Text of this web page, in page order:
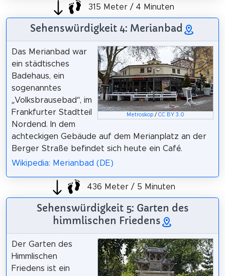
315 Meter / 4 Minuten
Sehenswürdigkeit 4: Merianbad
Metroskop /CC BY 3.0
Das Merianbad war
ein städtisches
Badehaus, ein
sogenanntes
„Volksbrausebad“, im
Frankfurter Stadtteil
Nordend. In dem
achteckigen Gebäude auf dem Merianplatz an der
Berger Straße befindet sich heute ein Café.
Wikipedia: Merianbad (DE)
436 Meter / 5 Minuten
Sehenswürdigkeit 5: Garten des
himmlischen Friedens
Der Garten des
Himmlischen
Friedens ist ein